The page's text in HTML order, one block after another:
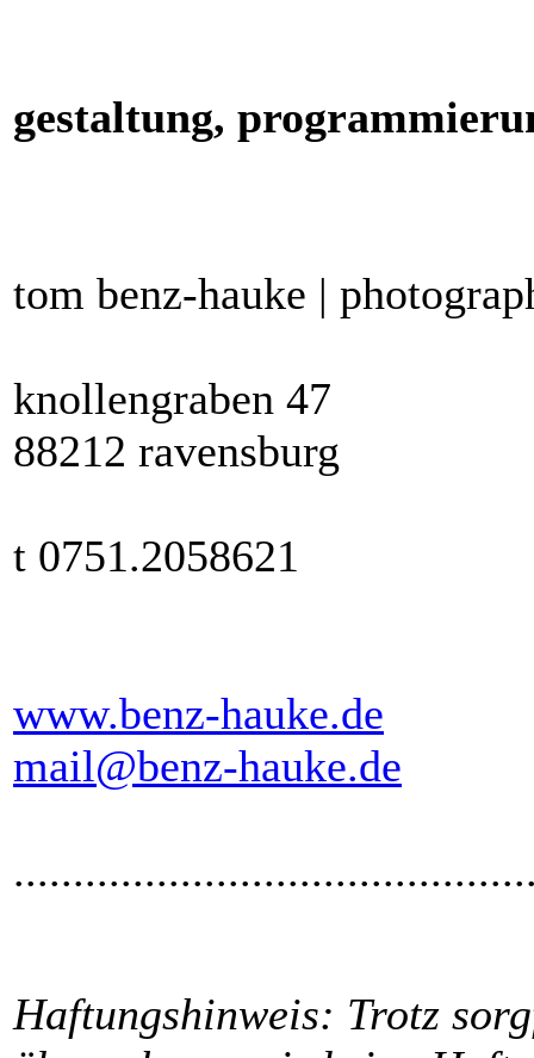
gestaltung,
tom benz-hauke |
knollengraben 47
88212 ravensburg
t 0751.2058621
www.benz-hauke.de
mail@benz-hauke.de
Haftungshinweis: Trotz